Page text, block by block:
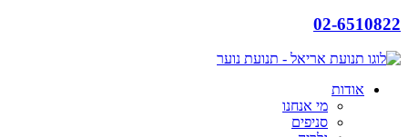
02-6510822
אודות
מי אנחנו
סניפים